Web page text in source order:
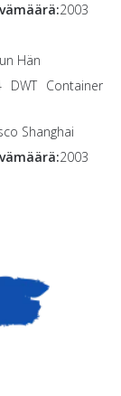
2003
Hän
DWT Container
Shanghai
2003